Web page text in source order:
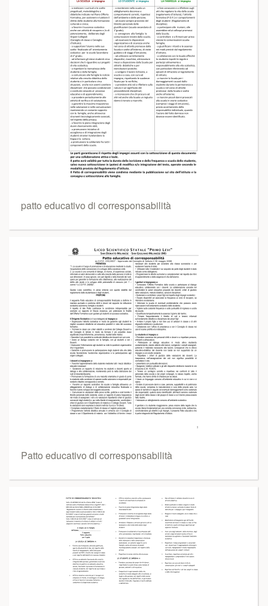
patto educativo di corresponsabilità
Patto educativo di corresponsabilità